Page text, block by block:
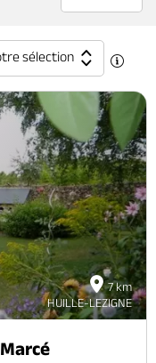
venir ? Ecrivez-nous
sélection
7 km
HUILLE-LEZIGNE